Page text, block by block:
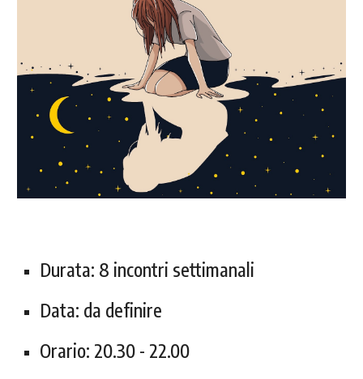
Durata: 8 incontri settimanali
Data: da definire
Orario: 20.30 - 22.00